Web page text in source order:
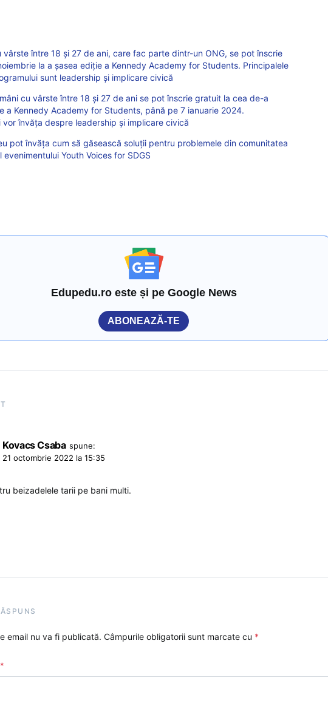
vârste între 18 și 27 de ani, care fac parte dintr-un ONG, se pot înscrie
la a șasea ediție a Kennedy Academy for Students. Principalele
sunt leadership și implicare civică
cu vârste între 18 și 27 de ani se pot înscrie gratuit la cea de-a
a Kennedy Academy for Students, până pe 7 ianuarie 2024.
vor învăța despre leadership și implicare civică
pot învăța cum să găsească soluții pentru problemele din comunitatea
evenimentului Youth Voices for SDGS
Edupedu.ro este și pe Google News
ABONEAZĂ-TE
Kovacs Csaba spune:
21 octombrie 2022 la 15:35
beizadelele tarii pe bani multi.
email nu va fi publicată. Câmpurile obligatorii sunt marcate cu *
*